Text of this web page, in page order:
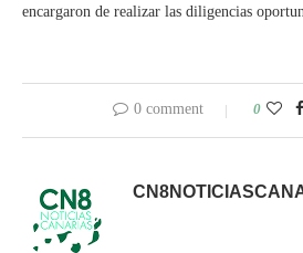
encargaron de realizar las diligencias
0 comment 0